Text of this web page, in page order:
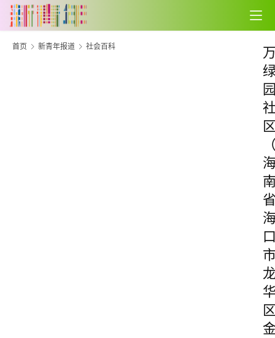
首页 新青年报道 社会百科